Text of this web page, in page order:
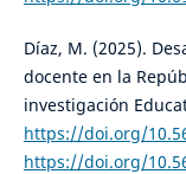
Díaz, M. (2025).
docente en la
investigación
https://doi.org/
https://doi.org/